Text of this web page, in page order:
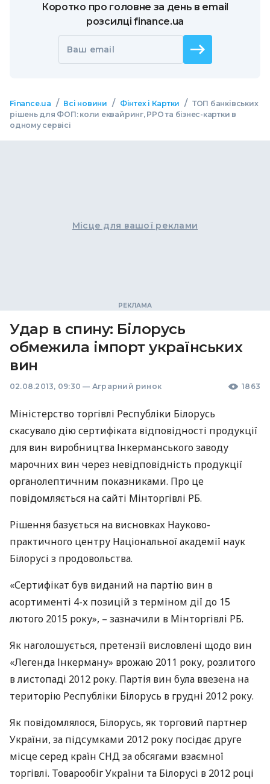
Коротко про головне за день в email
розсилці finance.ua
Ваш email
Finance.ua / Всі новини / Фінтех і Картки / ТОП банківських
рішень для ФОП: коли еквайринг, РРО та бізнес-картки в
одному сервісі
Місце для вашої реклами
Удар в спину: Білорусь
обмежила імпорт українських
вин
02.08.2013, 09:30 — Аграрний ринок 1863
Міністерство торгівлі Республіки Білорусь
скасувало дію сертифіката відповідності продукції
для вин виробництва Інкерманського заводу
марочних вин через невідповідність продукції
органолептичним показниками. Про це
повідомляється на сайті Мінторгівлі РБ.
Рішення базується на висновках Науково-
практичного центру Національної академії наук
Білорусі з продовольства.
«Сертифікат був виданий на партію вин в
асортименті 4-х позицій з терміном дії до 15
лютого 2015 року», – зазначили в Мінторгівлі РБ.
Як наголошується, претензії висловлені щодо вин
«Легенда Інкерману» врожаю 2011 року, розлитого
в листопаді 2012 року. Партія вин була ввезена на
територію Республіки Білорусь в грудні 2012 року.
Як повідомлялося, Білорусь, як торговий партнер
України, за підсумками 2012 року посідає друге
місце серед країн СНДза обсягами взаємної
торгівлі. Товарообіг України та Білорусі в 2012 році